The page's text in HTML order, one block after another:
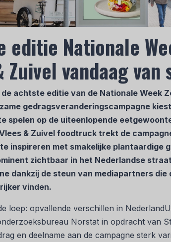
editie Nationale
Zuivel vandaag
achtste editie van de Nationale Week
gedragsveranderingscampagne
spelen op de uiteenlopende
& Zuivel foodtruck trekt de
inspireren met smakelijke plantaardige
zichtbaar in het Nederlandse
dankzij de steun van mediapartners
vinden.
loep: opvallende verschillen in
Norstat in opdracht van
en deelname aan de campagne sterk